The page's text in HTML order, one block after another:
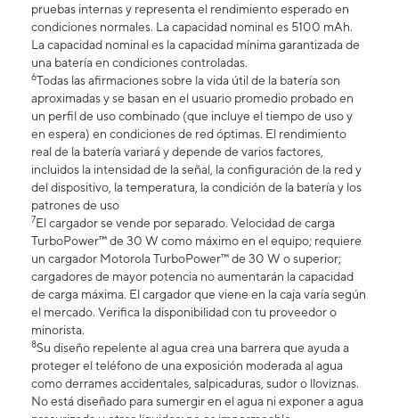
pruebas internas y representa el rendimiento esperado en
condiciones normales. La capacidad nominal es 5100 mAh.
La capacidad nominal es la capacidad mínima garantizada de
una batería en condiciones controladas.
6Todas las afirmaciones sobre la vida útil de la batería son
aproximadas y se basan en el usuario promedio probado en
un perfil de uso combinado (que incluye el tiempo de uso y
en espera) en condiciones de red óptimas. El rendimiento
real de la batería variará y depende de varios factores,
incluidos la intensidad de la señal, la configuración de la red y
del dispositivo, la temperatura, la condición de la batería y los
patrones de uso
7El cargador se vende por separado. Velocidad de carga
TurboPower™ de 30 W como máximo en el equipo; requiere
un cargador Motorola TurboPower™ de 30 W o superior;
cargadores de mayor potencia no aumentarán la capacidad
de carga máxima. El cargador que viene en la caja varía según
el mercado. Verifica la disponibilidad con tu proveedor o
minorista.
8Su diseño repelente al agua crea una barrera que ayuda a
proteger el teléfono de una exposición moderada al agua
como derrames accidentales, salpicaduras, sudor o lloviznas.
No está diseñado para sumergir en el agua ni exponer a agua